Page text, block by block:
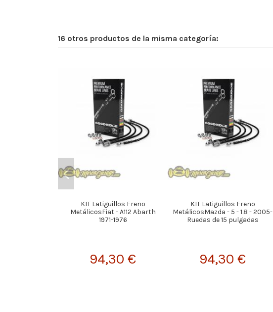
16 otros productos de la misma categoría:
KIT Latiguillos Freno
MetálicosFiat - A112 Abarth
1971-1976
94,30 €
KIT Latiguillos Freno
MetálicosMazda - 5 - 1.8 - 2005-
Ruedas de 15 pulgadas
94,30 €